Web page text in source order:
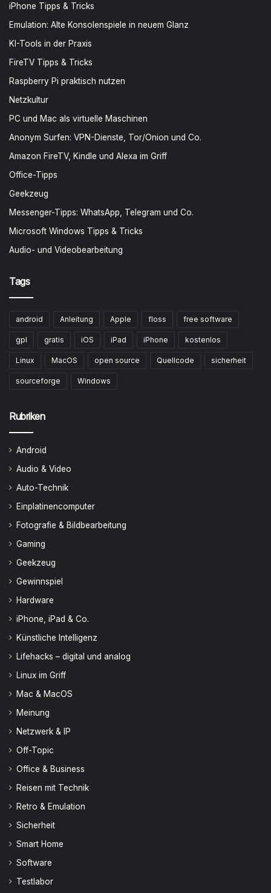
iPhone Tipps & Tricks
Emulation: Alte Konsolenspiele in neuem Glanz
KI-Tools in der Praxis
FireTV Tipps & Tricks
Raspberry Pi praktisch nutzen
Netzkultur
PC und Mac als virtuelle Maschinen
Anonym Surfen: VPN-Dienste, Tor/Onion und Co.
Amazon FireTV, Kindle und Alexa im Griff
Office-Tipps
Geekzeug
Messenger-Tipps: WhatsApp, Telegram und Co.
Microsoft Windows Tipps & Tricks
Audio- und Videobearbeitung
Tags
android Anleitung Apple floss free software
gpl gratis iOS iPad iPhone kostenlos
Linux MacOS open source Quellcode sicherheit
sourceforge Windows
Rubriken
Android
Audio & Video
Auto-Technik
Einplatinencomputer
Fotografie & Bildbearbeitung
Gaming
Geekzeug
Gewinnspiel
Hardware
iPhone, iPad & Co.
Künstliche Intelligenz
Lifehacks – digital und analog
Linux im Griff
Mac & MacOS
Meinung
Netzwerk & IP
Off-Topic
Office & Business
Reisen mit Technik
Retro & Emulation
Sicherheit
Smart Home
Software
Testlabor